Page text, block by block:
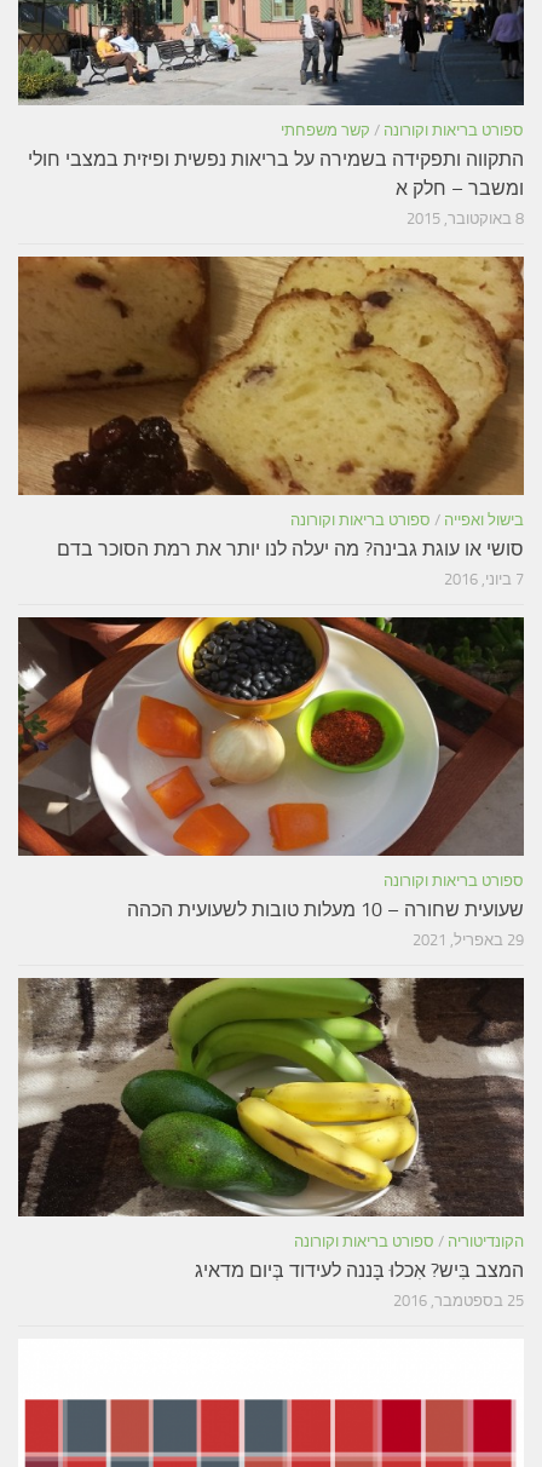
ספורט בריאות וקורונה / קשר משפחתי
התקווה ותפקידה בשמירה על בריאות נפשית ופיזית במצבי חולי
ומשבר – חלק א
8 באוקטובר, 2015
בישול ואפייה / ספורט בריאות וקורונה
סושי או עוגת גבינה? מה יעלה לנו יותר את רמת הסוכר בדם
7 ביוני, 2016
ספורט בריאות וקורונה
שעועית שחורה – 10 מעלות טובות לשעועית הכהה
29 באפריל, 2021
הקונדיטוריה / ספורט בריאות וקורונה
המצב בִּיש? אִכלוּ בָּננה לעידוד בְּיום מדאיג
25 בספטמבר, 2016